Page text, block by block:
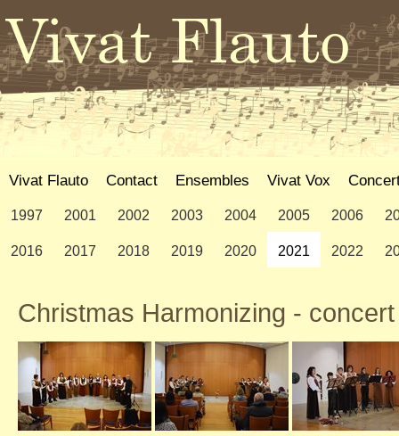
Vivat Flauto Contact Ensembles Vivat Vox
1997 2001 2002 2003 2004 2005 2006
2016 2017 2018 2019 2020 2021 2022
Christmas Harmonizing -